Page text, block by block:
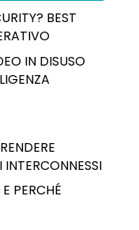
BEST
IN DISUSO
INTERCONNESSI
PERCHÉ